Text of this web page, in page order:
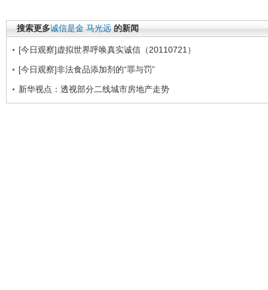
搜索更多诚信是金 马光远 的新闻
[今日观察]虚拟世界呼唤真实诚信（20110721）
[今日观察]非法食品添加剂的“罪与罚”
新华视点：透视部分二线城市房地产走势